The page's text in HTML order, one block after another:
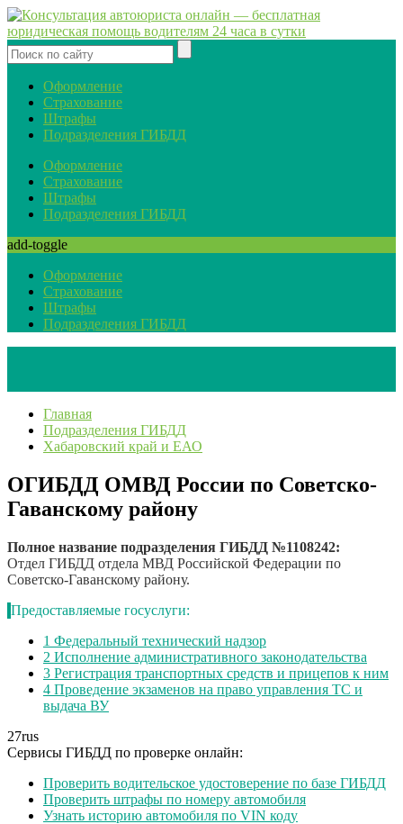
Оформление
Страхование
Штрафы
Подразделения ГИБДД
Оформление
Страхование
Штрафы
Подразделения ГИБДД
add-toggle
Оформление
Страхование
Штрафы
Подразделения ГИБДД
Главная
Подразделения ГИБДД
Хабаровский край и ЕАО
ОГИБДД ОМВД России по Советско-
Гаванскому району
Полное название подразделения ГИБДД №1108242:
Отдел ГИБДД отдела МВД Российской Федерации по
Советско-Гаванскому району.
Предоставляемые госуслуги:
1 Федеральный технический надзор
2 Исполнение административного законодательства
3 Регистрация транспортных средств и прицепов к ним
4 Проведение экзаменов на право управления ТС и
выдача ВУ
27rus
Сервисы ГИБДД по проверке онлайн:
Проверить водительское удостоверение по базе ГИБДД
Проверить штрафы по номеру автомобиля
Узнать историю автомобиля по VIN коду